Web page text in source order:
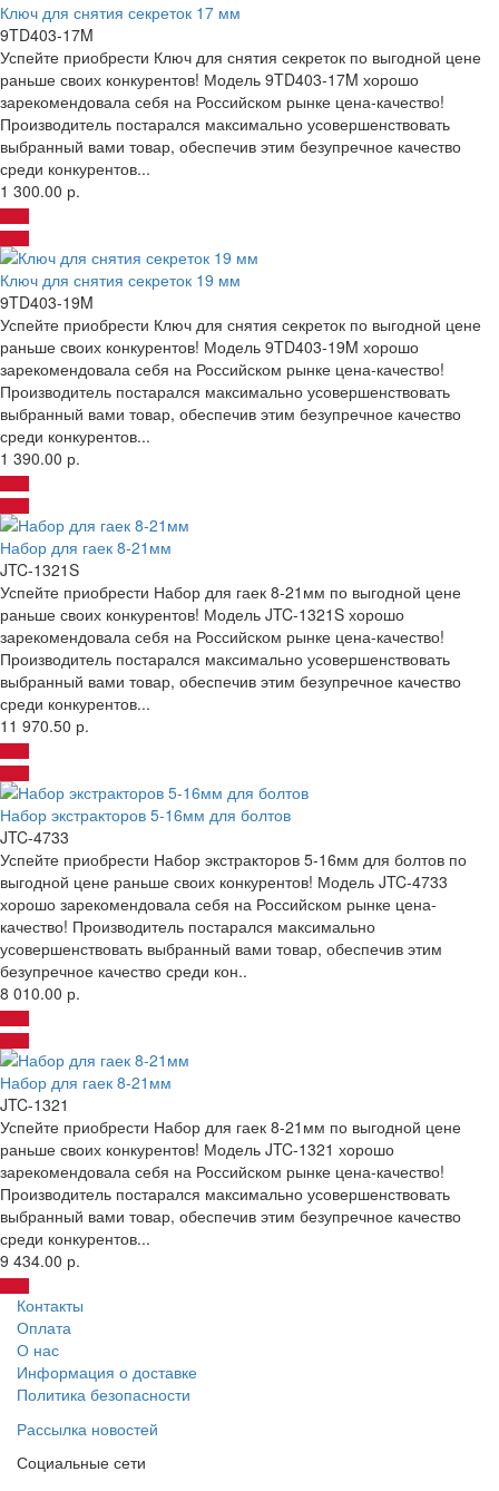
Ключ для снятия секреток 17 мм
9TD403-17M
Успейте приобрести Ключ для снятия секреток по выгодной цене
раньше своих конкурентов! Модель 9TD403-17M хорошо
зарекомендовала себя на Российском рынке цена-качество!
Производитель постарался максимально усовершенствовать
выбранный вами товар, обеспечив этим безупречное качество
среди конкурентов...
1 300.00 р.
Ключ для снятия секреток 19 мм
9TD403-19M
Успейте приобрести Ключ для снятия секреток по выгодной цене
раньше своих конкурентов! Модель 9TD403-19M хорошо
зарекомендовала себя на Российском рынке цена-качество!
Производитель постарался максимально усовершенствовать
выбранный вами товар, обеспечив этим безупречное качество
среди конкурентов...
1 390.00 р.
Набор для гаек 8-21мм
JTC-1321S
Успейте приобрести Набор для гаек 8-21мм по выгодной цене
раньше своих конкурентов! Модель JTC-1321S хорошо
зарекомендовала себя на Российском рынке цена-качество!
Производитель постарался максимально усовершенствовать
выбранный вами товар, обеспечив этим безупречное качество
среди конкурентов...
11 970.50 р.
Набор экстракторов 5-16мм для болтов
JTC-4733
Успейте приобрести Набор экстракторов 5-16мм для болтов по
выгодной цене раньше своих конкурентов! Модель JTC-4733
хорошо зарекомендовала себя на Российском рынке цена-
качество! Производитель постарался максимально
усовершенствовать выбранный вами товар, обеспечив этим
безупречное качество среди кон..
8 010.00 р.
Набор для гаек 8-21мм
JTC-1321
Успейте приобрести Набор для гаек 8-21мм по выгодной цене
раньше своих конкурентов! Модель JTC-1321 хорошо
зарекомендовала себя на Российском рынке цена-качество!
Производитель постарался максимально усовершенствовать
выбранный вами товар, обеспечив этим безупречное качество
среди конкурентов...
9 434.00 р.
Контакты
Оплата
О нас
Информация о доставке
Политика безопасности
Рассылка новостей
Социальные сети